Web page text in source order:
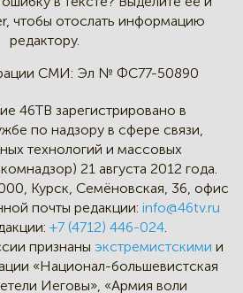
чтобы отослать информацию
редактору.
СМИ: Эл № ФС77-50890
46ТВ зарегистрировано в
по надзору в сфере связи,
технологий и массовых
21 августа 2012 года.
Курск, Семёновская, 36, офис
почты редакции: info@46tv.ru
+7 (4712) 446-024
признаныэкстремистскими и
«Национал-большевистская
Иеговы», «Армия воли